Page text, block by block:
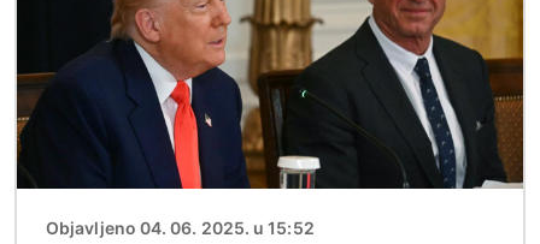
Objavljeno 04. 06. 2025. u 15:52